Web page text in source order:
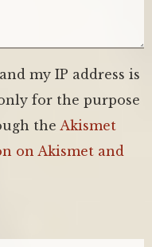
my IP address is
for the purpose
the Akismet
on Akismet and